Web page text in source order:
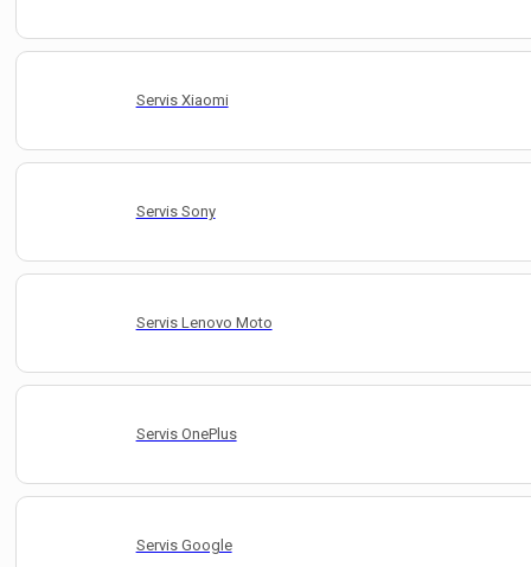
Servis Xiaomi
Servis Sony
Servis Lenovo Moto
Servis OnePlus
Servis Google